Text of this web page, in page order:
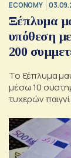
ECONOMY
Ξέπλυμα
υπόθεση
200
Το ξέπλυμα
μέσω 10
τυχερών